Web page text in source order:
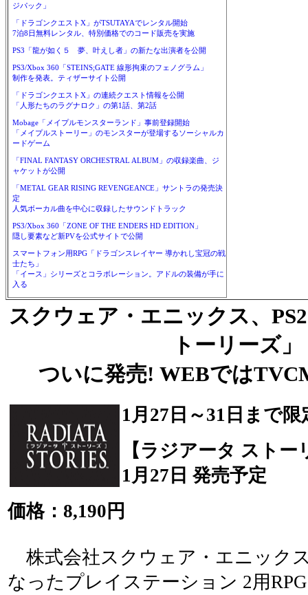
ジパック」
「ドラゴンクエストX」がTSUTAYAでレンタル開始
7泊8日無料レンタル、特別価格でのコード販売を実施
PS3「龍が如く５ 夢、叶えし者」の新たな出演者を公開
PS3/Xbox 360「STEINS;GATE 線形拘束のフェノグラム」
制作を発表。ティザーサイト公開
「ドラゴンクエストX」の連続クエスト情報を公開
「人形たちのラグナロク」の第1話、第2話
Mobage「メイプルモンスターランド」事前登録開始
「メイプルストーリー」のモンスターが登場するソーシャルカ
ードゲーム
「FINAL FANTASY ORCHESTRAL ALBUM」の収録楽曲、ジ
ャケットが公開
「METAL GEAR RISING REVENGEANCE」サントラの発売決
定
人気ボーカル曲を中心に収録したサウンドトラック
PS3/Xbox 360「ZONE OF THE ENDERS HD EDITION」
隠し要素など新PVを公式サイトで公開
スマートフォン用RPG「ドラゴンスレイヤー 導かれし宝冠の戦
士たち」
「イース」シリーズとコラボレーション。アドルの装備が手に
入る
スクウェア・エニックス、
トーリーズ」
ついに発売! WEBでは
1月27日～31日まで限
【ラジアータ ストー
1月27日 発売予定
価格：8,190円
株式会社スクウェア・エニック
なったプレイステーション 2用